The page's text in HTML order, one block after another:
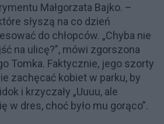
Małgorzata Bajko. –
słyszą na co dzień
do chłopców. „Chyba nie
na ulicę?”, mówi zgorszona
Tomka. Faktycznie, jego szorty
zachęcać kobiet w parku, by
i krzyczały „Uuuu, ale
w dres, choć było mu gorąco”.